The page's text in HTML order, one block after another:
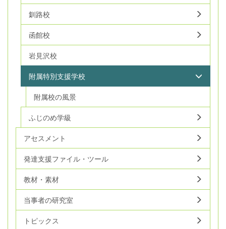
釧路校
函館校
岩見沢校
附属特別支援学校
附属校の風景
ふじのめ学級
アセスメント
発達支援ファイル・ツール
教材・素材
当事者の研究室
トピックス